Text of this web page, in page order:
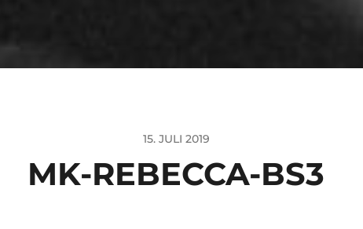
15. JULI 2019
MK-REBECCA-BS3